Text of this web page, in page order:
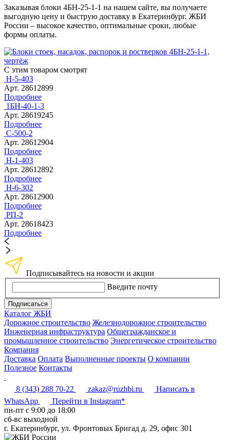
Заказывая блоки 4БН-25-1-1 на нашем сайте, вы получаете
выгодную цену и быструю доставку в Екатеринбург. ЖБИ
России – высокое качество, оптимальные сроки, любые
формы оплаты.
С этим товаром смотрят
Н-5-403
Арт. 28612899
Подробнее
1БН-40-1-3
Арт. 28619245
Подробнее
С-500-2
Арт. 28612904
Подробнее
Н-1-403
Арт. 28612892
Подробнее
Н-6-302
Арт. 28612900
Подробнее
РП-2
Арт. 28618423
Подробнее
Подписывайтесь на новости и акции
Введите почту
Подписаться
Каталог ЖБИ
Дорожное строительство Железнодорожное строительство
Инженерная инфраструктура Общегражданское и
промышленное строительство Энергетическое строительство
Компания
Доставка Оплата Выполненные проекты О компании
Полезное Контакты
8 (343) 288 70-22 zakaz@ruzhbi.ru
Написать в
WhatsApp
Перейти в Instagram*
пн-пт c 9:00 до 18:00
сб-вс выходной
г. Екатеринбург, ул. Фронтовых Бригад д. 29, офис 301